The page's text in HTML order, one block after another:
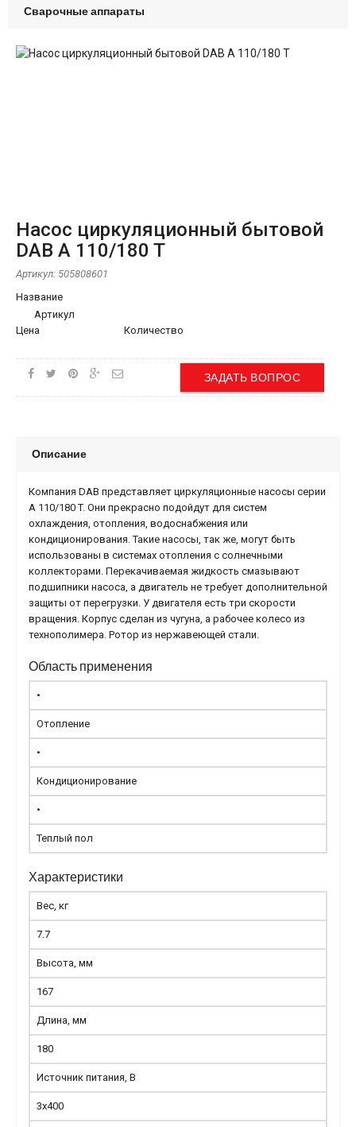
Сварочные аппараты
Насос циркуляционный бытовой
DAB A 110/180 T
Артикул: 505808601
Название
Артикул
Цена
Количество
ЗАДАТЬ ВОПРОС
Описание
Компания DAB представляет циркуляционные насосы серии
A 110/180 T. Они прекрасно подойдут для систем
охлаждения, отопления, водоснабжения или
кондиционирования. Такие насосы, так же, могут быть
использованы в системах отопления с солнечными
коллекторами. Перекачиваемая жидкость смазывают
подшипники насоса, а двигатель не требует дополнительной
защиты от перегрузки. У двигателя есть три скорости
вращения. Корпус сделан из чугуна, а рабочее колесо из
технополимера. Ротор из нержавеющей стали.
Область применения
•
Отопление
•
Кондиционирование
•
Теплый пол
Характеристики
Вес, кг
7.7
Высота, мм
167
Длина, мм
180
Источник питания, В
3x400